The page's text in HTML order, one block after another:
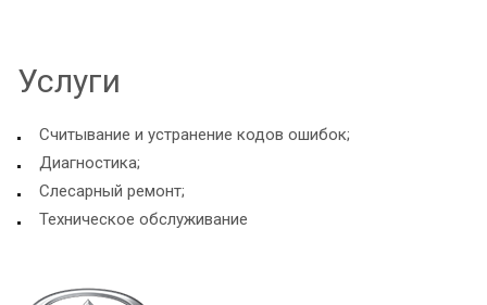
Услуги
Считывание и устранение кодов ошибок;
Диагностика;
Слесарный ремонт;
Техническое обслуживание